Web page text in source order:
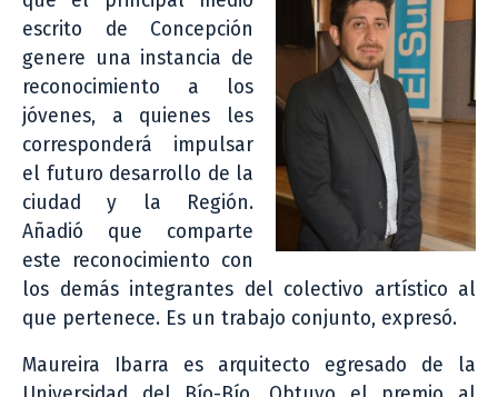
escrito de Concepción
genere una instancia de
reconocimiento a los
jóvenes, a quienes les
corresponderá impulsar
el futuro desarrollo de la
ciudad y la Región.
Añadió que comparte
este reconocimiento con
los demás integrantes del colectivo artístico al
que pertenece. Es un trabajo conjunto, expresó.
Maureira Ibarra es arquitecto egresado de la